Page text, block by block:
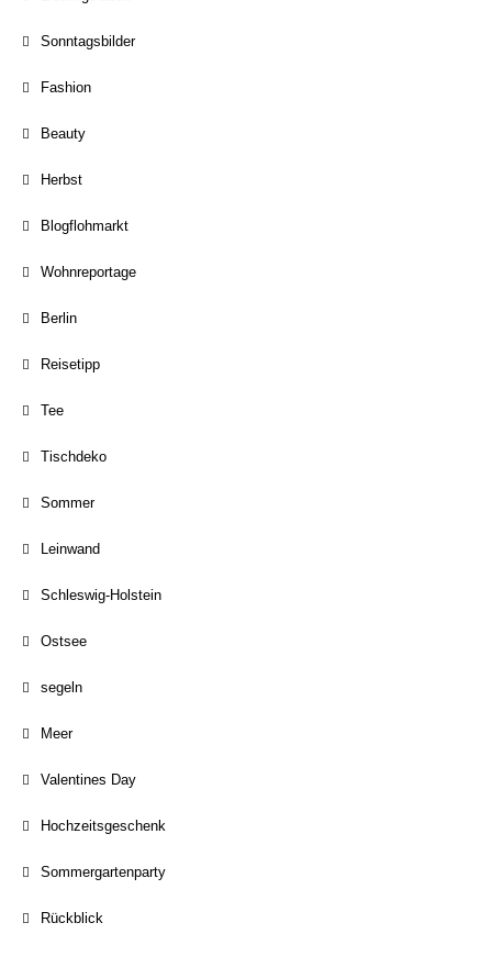
Sonntagsbilder
Fashion
Beauty
Herbst
Blogflohmarkt
Wohnreportage
Berlin
Reisetipp
Tee
Tischdeko
Sommer
Leinwand
Schleswig-Holstein
Ostsee
segeln
Meer
Valentines Day
Hochzeitsgeschenk
Sommergartenparty
Rückblick